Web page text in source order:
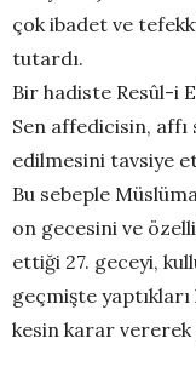
çok ibadet ve
tutardı.
Bir hadiste Resûl-i
Sen affedicisin,
edilmesini tavsiye
Bu sebeple
on gecesini ve
ettiği 27. geceyi,
geçmişte
kesin karar